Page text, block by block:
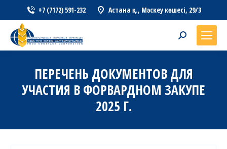
+7 (7172) 591-232 Астана қ., Мәскеу көшесі, 29/3
Search:
ПЕРЕЧЕНЬ ДОКУМЕНТОВ ДЛЯ
УЧАСТИЯ В ФОРВАРДНОМ ЗАКУПЕ
2025 Г.